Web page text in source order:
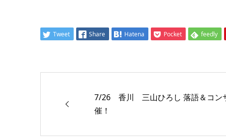
Tweet Share Hatena Pocket feedly
7/26 香川 三山ひろし 落語＆コン
催！